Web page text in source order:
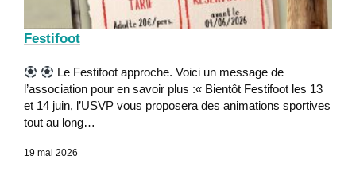
Festifoot
Le Festifoot approche. Voici un message de
l’association pour en savoir plus :« Bientôt Festifoot les 13
et 14 juin, l’USVP vous proposera des animations sportives
tout au long…
19 mai 2026